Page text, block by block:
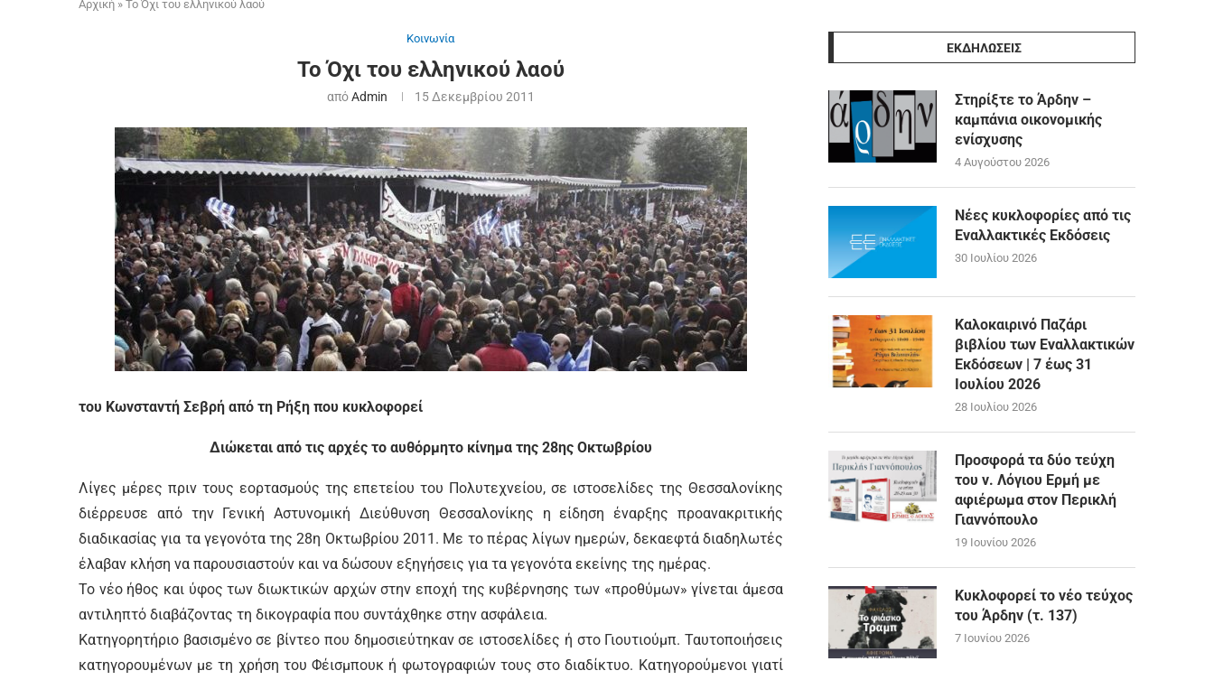
Αρχική » Το Όχι του ελληνικού λαού
Κοινωνία
Το Όχι του ελληνικού λαού
απόAdmin 15 Δεκεμβρίου 2011
του Κωνσταντή Σεβρή από τη Ρήξη που κυκλοφορεί
Διώκεται από τις αρχές το αυθόρμητο κίνημα της 28ης Οκτωβρίου
Λίγες μέρες πριν τους εορτασμούς της επετείου του Πολυτεχνείου, σε ιστοσελίδες της Θεσσαλονίκης
διέρρευσε από την Γενική Αστυνομική Διεύθυνση Θεσσαλονίκης η είδηση έναρξης προανακριτικής
διαδικασίας για τα γεγονότα της 28η Οκτωβρίου 2011. Με το πέρας λίγων ημερών, δεκαεφτά διαδηλωτές
έλαβαν κλήση να παρουσιαστούν και να δώσουν εξηγήσεις για τα γεγονότα εκείνης της ημέρας.
Το νέο ήθος και ύφος των διωκτικών αρχών στην εποχή της κυβέρνησης των «προθύμων» γίνεται άμεσα
αντιληπτό διαβάζοντας τη δικογραφία που συντάχθηκε στην ασφάλεια.
Κατηγορητήριο βασισμένο σε βίντεο που δημοσιεύτηκαν σε ιστοσελίδες ή στο Γιουτιούμπ. Ταυτοποιήσεις
κατηγορουμένων με τη χρήση του Φέισμπουκ ή φωτογραφιών τους στο διαδίκτυο. Κατηγορούμενοι γιατί
ΕΚΔΗΛΩΣΕΙΣ
Στηρίξτε το Άρδην –
καμπάνια οικονομικής
ενίσχυσης
4 Αυγούστου 2026
Νέες κυκλοφορίες από τις
Εναλλακτικές Εκδόσεις
30 Ιουλίου 2026
Καλοκαιρινό Παζάρι
βιβλίου των Εναλλακτικών
Εκδόσεων | 7 έως 31
Ιουλίου 2026
28 Ιουλίου 2026
Προσφορά τα δύο τεύχη
του ν. Λόγιου Ερμή με
αφιέρωμα στον Περικλή
Γιαννόπουλο
19 Ιουνίου 2026
Κυκλοφορεί το νέο τεύχος
του Άρδην (τ. 137)
7 Ιουνίου 2026